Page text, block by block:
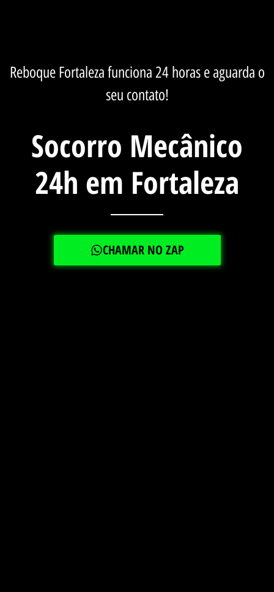
Reboque Fortaleza funciona 24 horas e aguarda o
seu contato!
Socorro Mecânico
24h em Fortaleza
CHAMAR NO ZAP